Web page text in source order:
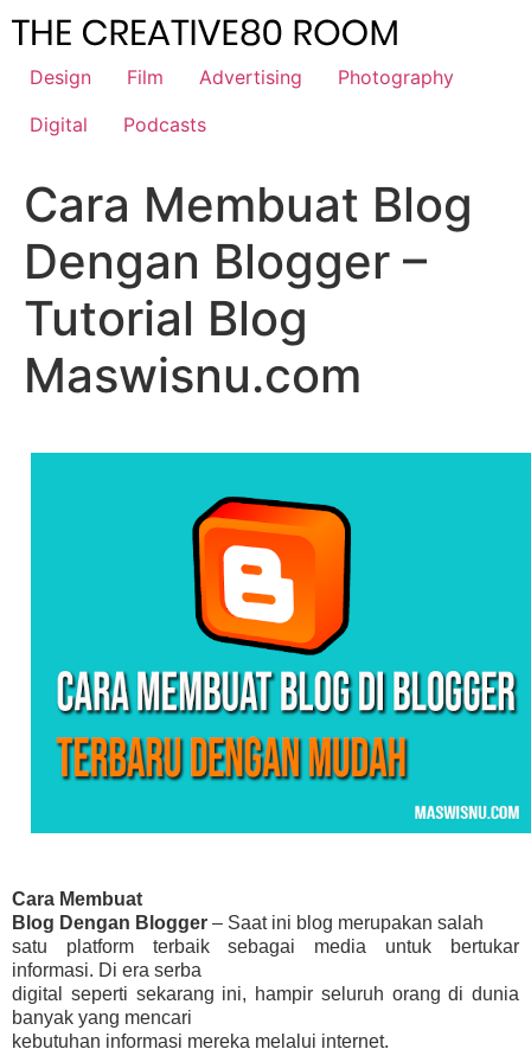
Skip
content
Design Film Advertising
Photography
Digital
Podcasts
Cara Membuat Blog
Dengan Blogger –
Tutorial Blog
Maswisnu.com
Cara Membuat
Blog Dengan Blogger – Saat ini blog merupakan salah
satu platform terbaik sebagai media untuk bertukar
informasi. Di era serba
digital seperti sekarang ini, hampir seluruh orang di dunia
banyak yang mencari
kebutuhan informasi mereka melalui internet.